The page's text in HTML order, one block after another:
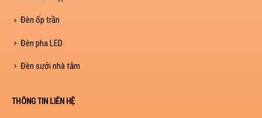
Đèn ốp trần
Đèn pha LED
Đèn sưởi nhà tắm
THÔNG TIN LIÊN HỆ